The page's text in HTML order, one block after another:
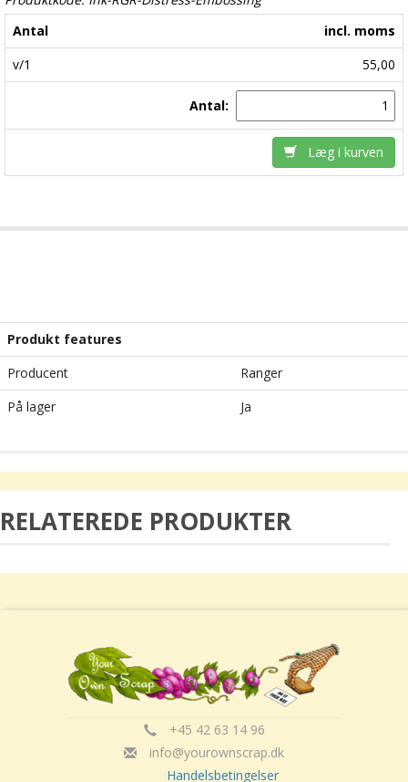
Antal
incl. moms
v/1
55,00
Antal:
Læg i kurven
Produkt features
Producent
Ranger
På lager
Ja
RELATEREDE PRODUKTER
+45 42 63 14 96
info@yourownscrap.dk
Handelsbetingelser